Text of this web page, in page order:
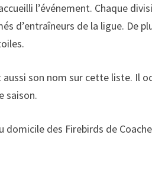
l’événement. Chaque
d’entraîneurs de la ligue. De
son nom sur cette liste. Il
saison.
des Firebirds de